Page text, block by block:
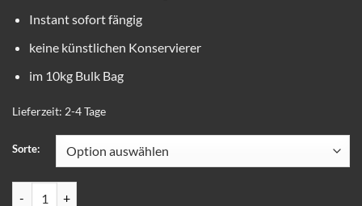
Instant sofort fängig
keine künstlichen Konservierer
im 10kg Bulk Bag
Lieferzeit: 2-4 Tage
Sorte: